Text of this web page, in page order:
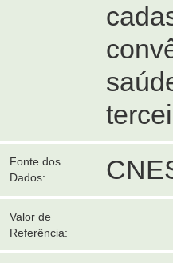
Fonte dos
Dados:
Valor de
Referência: